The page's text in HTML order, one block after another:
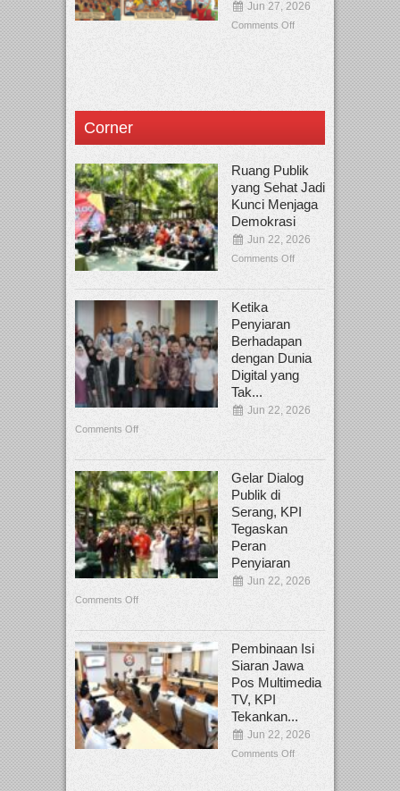
Jun 27, 2026
Comments Off
Corner
Ruang Publik
yang Sehat Jadi
Kunci Menjaga
Demokrasi
Jun 22, 2026
Comments Off
Ketika
Penyiaran
Berhadapan
dengan Dunia
Digital yang
Tak...
Jun 22, 2026
Comments Off
Gelar Dialog
Publik di
Serang, KPI
Tegaskan
Peran
Penyiaran
Jun 22, 2026
Comments Off
Pembinaan Isi
Siaran Jawa
Pos Multimedia
TV, KPI
Tekankan...
Jun 22, 2026
Comments Off